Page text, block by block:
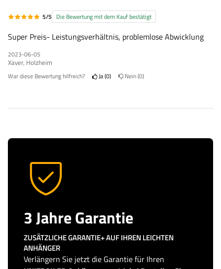
5/5 Die Bewertung mit dem Kauf bestätigt
Super Preis- Leistungsverhältnis, problemlose Abwicklung
2023-06-05
Xaver, Holzheim
War diese Bewertung hilfreich? Ja 0 Nein 0
3 Jahre Garantie
ZUSÄTZLICHE GARANTIE+ AUF IHREN LEICHTEN
ANHÄNGER
Verlängern Sie jetzt die Garantie für Ihren